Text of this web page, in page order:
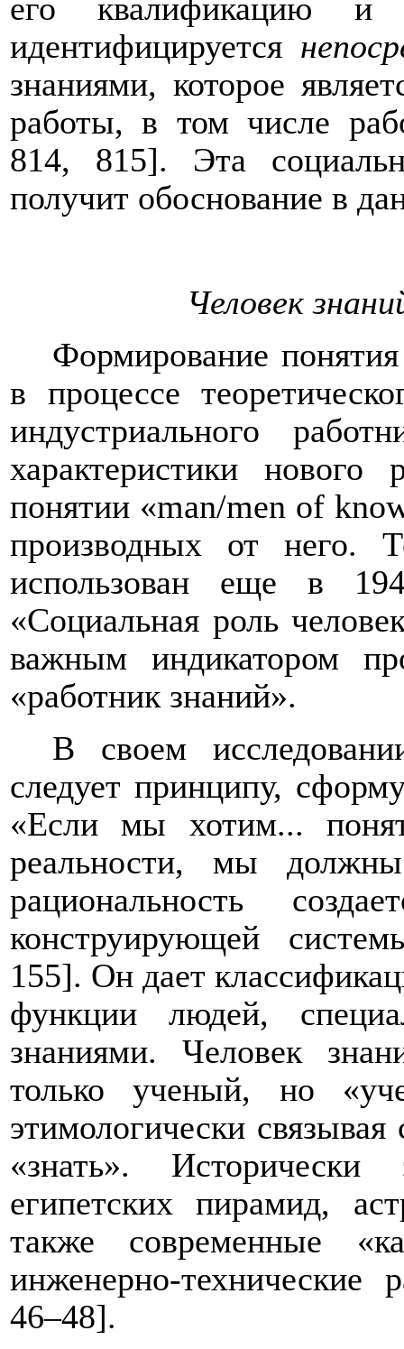
его квалификацию и
идентифицируется
знаниями, которое
работы, в том числе
814, 815]. Эта
получит обоснование в
Человек
Формирование
в процессе
индустриального
характеристики нового
понятии «man/men of
производных от него.
использован еще в
«Социальная роль
важным индикатором
«работник знаний».
В своем
следует принципу,
«Если мы хотим...
реальности, мы
рациональность
конструирующей
155]. Он дает
функции людей,
знаниями. Человек
только ученый, но
этимологически
«знать».
египетских пирамид,
также современные
инженерно-технические
46–48].